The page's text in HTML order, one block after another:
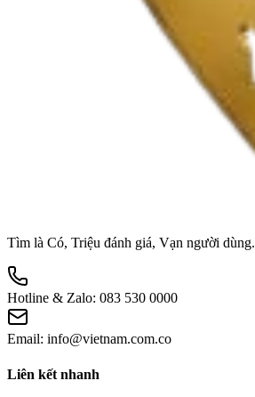
Tìm là Có, Triệu đánh giá, Vạn người dùng.
Hotline & Zalo: 083 530 0000
Email: info@vietnam.com.co
Liên kết nhanh